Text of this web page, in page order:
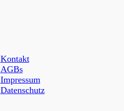
Kontakt
AGBs
Impressum
Datenschutz